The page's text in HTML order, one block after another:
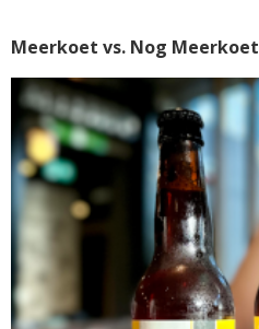
Meerkoet vs. Nog Meerkoet